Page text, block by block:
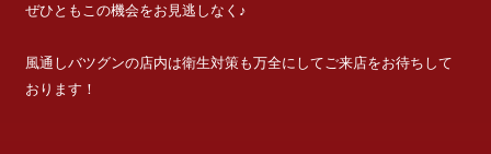
ぜひともこの機会をお見逃しなく♪
風通しバツグンの店内は衛生対策も万全にしてご来店をお待ちして
おります！